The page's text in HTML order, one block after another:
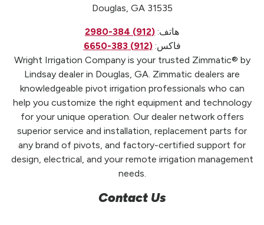
Douglas, GA 31535
هاتف: (912) 384-2980
فاكس:(912) 383-6650
Wright Irrigation Company is your trusted Zimmatic® by
Lindsay dealer in Douglas, GA. Zimmatic dealers are
knowledgeable pivot irrigation professionals who can
help you customize the right equipment and technology
for your unique operation. Our dealer network offers
superior service and installation, replacement parts for
any brand of pivots, and factory-certified support for
design, electrical, and your remote irrigation management
needs.
Contact Us